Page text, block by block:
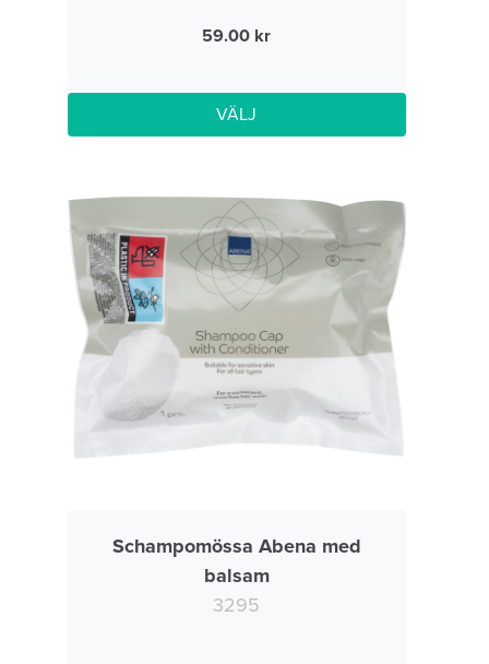
59.00
VÄLJ
Schampomössa Abena med
balsam
3295